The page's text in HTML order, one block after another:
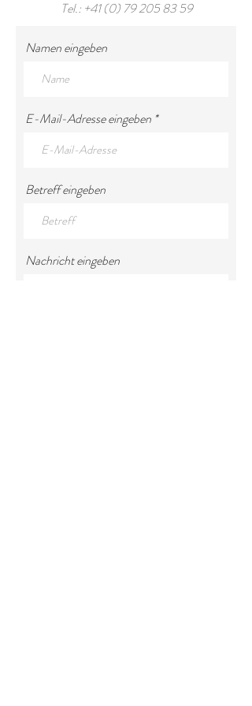
Tel.: +41 (0) 79 205 83 59
Namen eingeben
E-Mail-Adresse eingeben
Betreff eingeben
Nachricht eingeben